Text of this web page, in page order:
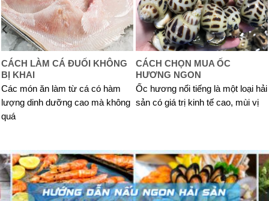
CÁCH LÀM CÁ ĐUỐI KHÔNG
BỊ KHAI
Các món ăn làm từ cá có hàm
lượng dinh dưỡng cao mà không
quá
CÁCH CHỌN MUA ỐC
HƯƠNG NGON
Ốc hương nổi tiếng là một loại hải
sản có giá trị kinh tế cao, mùi vị